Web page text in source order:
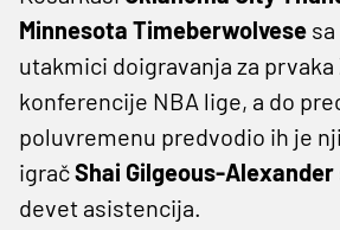
Minnesota Timeberwolvese
utakmici doigravanja za prvaka
konferencije NBA lige, a do
poluvremenu predvodio ih je
igračShai Gilgeous-Alexander
devet asistencija.